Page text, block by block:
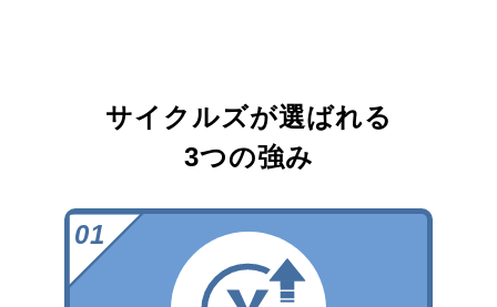
サイクルズが選ばれる
3つの強み